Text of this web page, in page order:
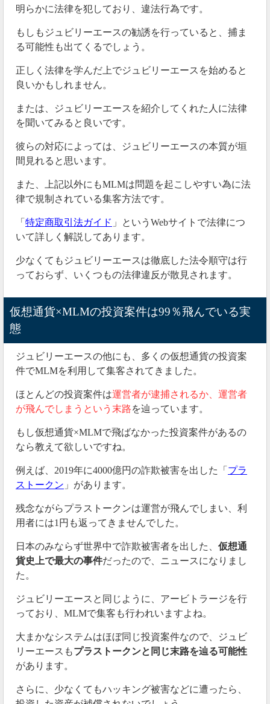
※引用ツイートはこちら
一部の利用者は着金できていますが、多くの利用者は
着金できていません。
このままではいつになっても元本回収すら終わらない
利用者がほとんどです。
もはや運営はいつかは飛ぶつもりで適当に対応してい
るでしょうね。
本当に全額を返金する気があるのなら、謝罪会見の1つ
でもやるはずだと思います。
もし元本回収ができても、その間にビットコインに投
資できていたら資産は3倍以上に増やせていたので、大
きな機会損失となります。
先に結論から言うと、すでにジュビリーエースは飛ん
だも同然です。
少しずつ出金できたとしても、運営が飛ぶ最終段階に
入っています。
今は厳重な出金制限がかけられ、鼻から出金させる気
がなさそうです。
実際に出金するには、ビットコインをアクアナイト
(AQN)に換金する必要があります。
次にアクアナイト(AQN)はアクアウォレットから取引
所に出金できます。
出金方法が複雑になったので、簡単にやり方をまとめ
ました。
①JAからアクアウォレットにBTCを送金
③AQNを外部の取引所に出金
④AQNを売って好きな仮想通貨に換える
※JA＝ジュビリーエース
また、2週間ごとに1％ずつしか出金できない制限が掛
けられています。
▼出金スケジュール
明らかに法律を犯しており、違法行為です。
もしもジュビリーエースの勧誘を行っていると、捕ま
る可能性も出てくるでしょう。
正しく法律を学んだ上でジュビリーエースを始めると
良いかもしれません。
または、ジュビリーエースを紹介してくれた人に法律
を聞いてみると良いです。
彼らの対応によっては、ジュビリーエースの本質が垣
間見れると思います。
また、上記以外にもMLMは問題を起こしやすい為に法
律で規制されている集客方法です。
「 特定商取引法ガイド 」というWebサイトで法律につ
いて詳しく解説してあります。
少なくてもジュビリーエースは徹底した法令順守は行
っておらず、いくつもの法律違反が散見されます。
仮想通貨×MLMの投資案件は99％飛んでいる実
態
ジュビリーエースの他にも、多くの仮想通貨の投資案
件でMLMを利用して集客されてきました。
ほとんどの投資案件は運営者が逮捕されるか、運営者
が飛んでしまうという末路を辿っています。
もし仮想通貨×MLMで飛ばなかった投資案件があるの
なら教えて欲しいですね。
例えば、2019年に4000億円の詐欺被害を出した「 プラ
ストークン 」があります。
残念ながらプラストークンは運営が飛んでしまい、利
用者には1円も返ってきませんでした。
日本のみならず世界中で詐欺被害者を出した、 仮想通
貨史上で最大の事件だったので、ニュースになりまし
た。
ジュビリーエースと同じように、アービトラージを行
っており、MLMで集客も行われいますよね。
大まかなシステムはほぼ同じ投資案件なので、ジュビ
リーエースもプラストークンと同じ末路を辿る可能性
があります。
さらに、少なくてもハッキング被害などに遭ったら、